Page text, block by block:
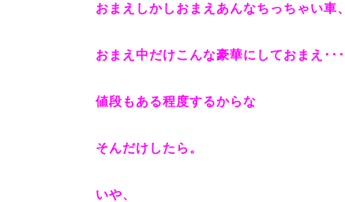
おまえしかしおまえあんなちっちゃい車、
おまえ中だけこんな豪華にしておまえ･･･
値段もある程度するからな
そんだけしたら。
いや、